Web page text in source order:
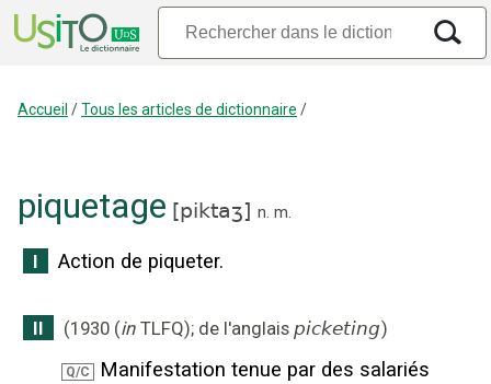
Accueil /Tous les articles de dictionnaire /
piquetage [piktaʒ] n. m.
I Action de piqueter.
II (1930 (in TLFQ); de l'anglais picketing)
Q/C
Manifestation tenue par des salariés